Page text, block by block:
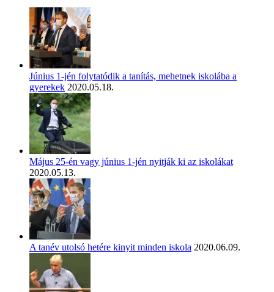
Június 1-jén folytatódik a tanítás, mehetnek iskolába a
gyerekek 2020.05.18.
Május 25-én vagy június 1-jén nyitják ki az iskolákat
2020.05.13.
A tanév utolsó hetére kinyit minden iskola 2020.06.09.